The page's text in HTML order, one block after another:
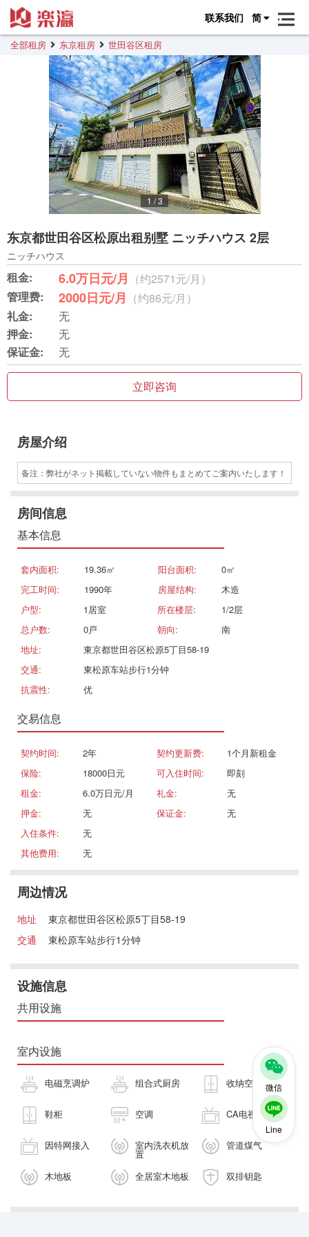
微信
Line
联系我们 简
全部租房 东京租房 世田谷区租房
1 /3
东京都世田谷区松原出租别墅 ニッチハウス 2层
ニッチハウス
租金: 6.0万日元/月 （约2571元/月）
管理费:
2000日元/月 （约86元/月）
礼金:
无
押金:
无
保证金:
无
立即咨询
房屋介绍
备注：弊社がネット掲載していない物件もまとめてご案内いたします！
房间信息
基本信息
套内面积: 19.36㎡ 阳台面积:
0㎡
完工时间:
1990年 房屋结构:
木造
户型:
1居室 所在楼层:
1/2层
总户数:
0戸 朝向:
南
地址:
東京都世田谷区松原5丁目58-19
交通:
東松原车站步行1分钟
抗震性:
优
交易信息
契约时间: 2年 契约更新费:
1个月新租金
保险:
18000日元 可入住时间:
即刻
租金:
6.0万日元/月 礼金:
无
押金:
无 保证金:
无
入住条件:
无
其他费用:
无
周边情况
地址
東京都世田谷区松原5丁目58-19
交通
東松原车站步行1分钟
设施信息
共用设施
室内设施
电磁烹调炉 组合式厨房 收纳空间
鞋柜 空调 CA电视
因特网接入 室内洗衣机放
置
管道煤气
木地板 全居室木地板 双排钥匙